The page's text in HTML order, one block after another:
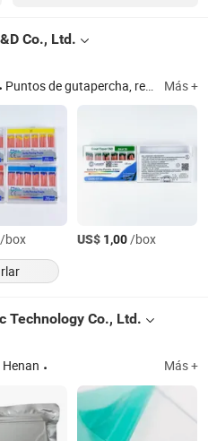
Co., Ltd.
Puntos de gutapercha, resina compuesta, unión, cemento de vidrio, pieza de mano Más +
US$ 1,00/box
Technology Co., Ltd.
Henan Más +